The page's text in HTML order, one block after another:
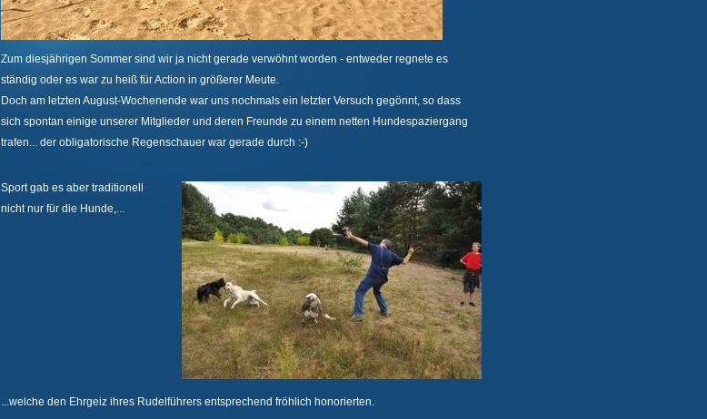
Zum diesjährigen Sommer sind wir ja nicht gerade verwöhnt worden - entweder regnete es
ständig oder es war zu heiß für Action in größerer Meute.
Doch am letzten August-Wochenende war uns nochmals ein letzter Versuch gegönnt, so dass
sich spontan einige unserer Mitglieder und deren Freunde zu einem netten Hundespaziergang
trafen... der obligatorische Regenschauer war gerade durch :-)
Sport gab es aber traditionell
nicht nur für die Hunde,...
...welche den Ehrgeiz ihres Rudelführers entsprechend fröhlich honorierten.